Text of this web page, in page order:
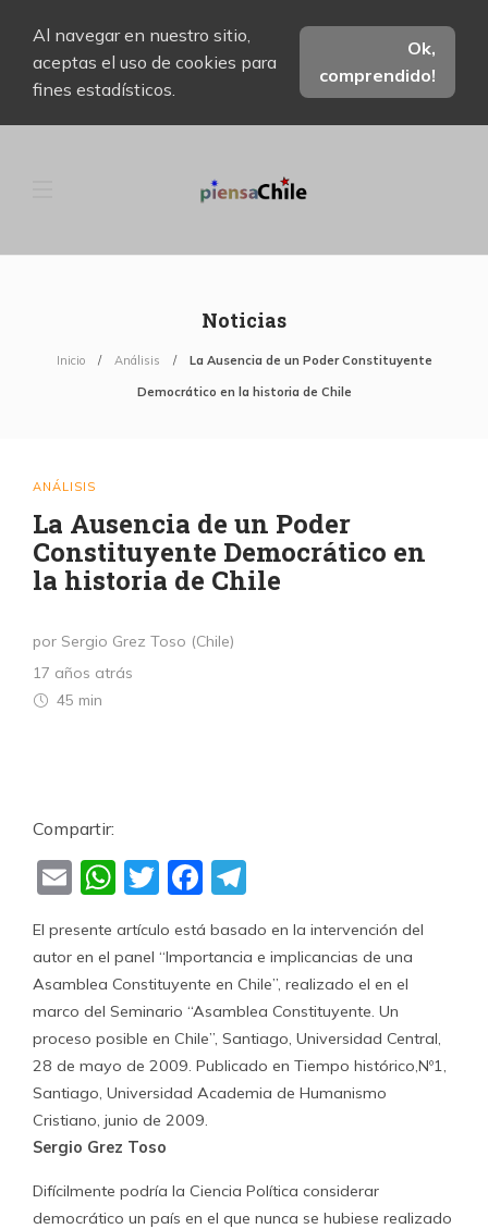
Al navegar en nuestro sitio,
aceptas el uso de cookies para
fines estadísticos.
Ok,
comprendido!
Noticias
Inicio Análisis La Ausencia de un Poder Constituyente
Democrático en la historia de Chile
ANÁLISIS
La Ausencia de un Poder
Constituyente Democrático en
la historia de Chile
por Sergio Grez Toso (Chile)
17 años atrás
45 min
Compartir:
EmailWhatsApp
TwitterFacebook
El presente artículo está basado en la intervención del
autor en el panel “Importancia e implicancias de una
Asamblea Constituyente en Chile”, realizado el en el
marco del Seminario “Asamblea Constituyente. Un
proceso posible en Chile”, Santiago, Universidad Central,
28 de mayo de 2009. Publicado en Tiempo histórico,Nº1,
Santiago, Universidad Academia de Humanismo
Cristiano, junio de 2009.
Sergio Grez Toso
Difícilmente podría la Ciencia Política considerar
democrático un país en el que nunca se hubiese realizado